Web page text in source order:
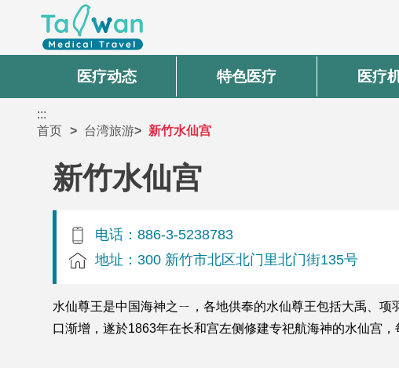
医疗动态 特色医疗 医疗
:::
首页
台湾旅游 新竹水仙宫
新竹水仙宫
电话：886-3-5238783
地址：300 新竹市北区北门里北门街135号
水仙尊王是中国海神之ㄧ，各地供奉的水仙尊王包括大禹、
口渐增，遂於1863年在长和宫左侧修建专祀航海神的水仙宫